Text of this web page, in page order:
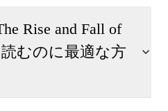
Rise and Fall of
むのに最適な方